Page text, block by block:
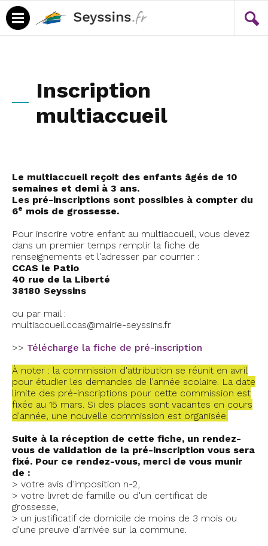
Inscription
multiaccueil
Le multiaccueil reçoit des enfants âgés de 10
semaines et demi à 3 ans.
Les pré-inscriptions sont possibles à compter du
6e mois de grossesse.
Pour inscrire votre enfant au multiaccueil, vous devez
dans un premier temps remplir la fiche de
renseignements et l'adresser par courrier :
CCAS le Patio
40 rue de la Liberté
38180 Seyssins
ou par mail :
multiaccueil.ccas@mairie-seyssins.fr
>> Télécharge la fiche de pré-inscription
À noter : la commission d'attribution se réunit en avril
pour étudier les demandes de l'année scolaire. La date
limite des pré-inscriptions pour cette commission est
fixée au 15 mars. Si des places sont vacantes en cours
d'année, une nouvelle commission est organisée.
Suite à la réception de cette fiche, un rendez-
vous de validation de la pré-inscription vous sera
fixé. Pour ce rendez-vous, merci de vous munir
de :
> votre avis d’imposition n-2,
> votre livret de famille ou d'un certificat de
grossesse,
> un justificatif de domicile de moins de 3 mois ou
d'une preuve d'arrivée sur la commune.